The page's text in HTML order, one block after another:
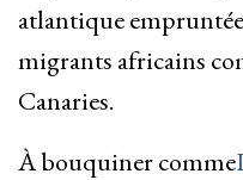
atlantique
migrants africains
Canaries.
À bouquiner comme